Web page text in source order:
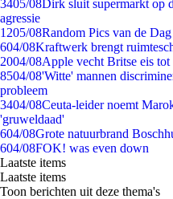
3405/08Dirk sluit supermarkt op
agressie
1205/08Random Pics van de
604/08Kraftwerk brengt
2004/08Apple vecht Britse eis
8504/08'Witte' mannen
probleem
3404/08Ceuta-leider noemt
'gruweldaad'
604/08Grote natuurbrand
604/08FOK! was even down
Laatste items
Laatste items
Toon berichten uit deze thema's